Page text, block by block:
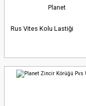
Planet
Rus Vites Kolu Lastiği